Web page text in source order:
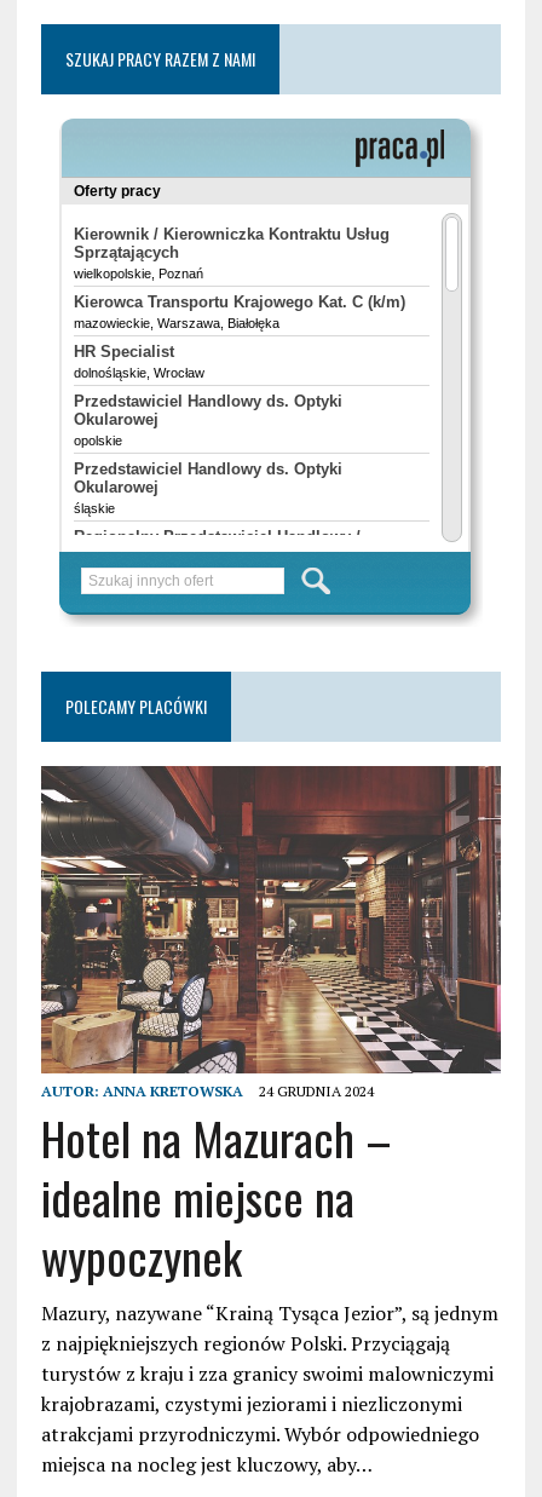
SZUKAJ PRACY RAZEM Z NAMI
POLECAMY PLACÓWKI
AUTOR: ANNA KRETOWSKA 24 GRUDNIA 2024
Hotel na Mazurach –
idealne miejsce na
wypoczynek
Mazury, nazywane “Krainą Tysąca Jezior”, są jednym
z najpiękniejszych regionów Polski. Przyciągają
turystów z kraju i zza granicy swoimi malowniczymi
krajobrazami, czystymi jeziorami i niezliczonymi
atrakcjami przyrodniczymi. Wybór odpowiedniego
miejsca na nocleg jest kluczowy, aby…